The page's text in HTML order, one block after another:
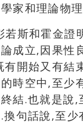
家和理論物
若斯和霍金證
成立,因果性
有開始又有結
時空中,至少
結.也就是說
句話說,至少